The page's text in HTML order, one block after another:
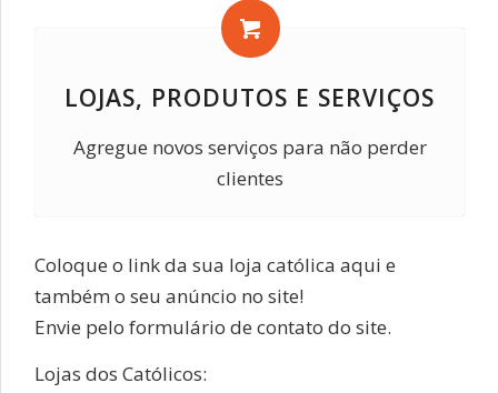
LOJAS, PRODUTOS E SERVIÇOS
Agregue novos serviços para não perder
clientes
Coloque o link da sua loja católica aqui e
também o seu anúncio no site!
Envie pelo formulário de contato do site.
Lojas dos Católicos: